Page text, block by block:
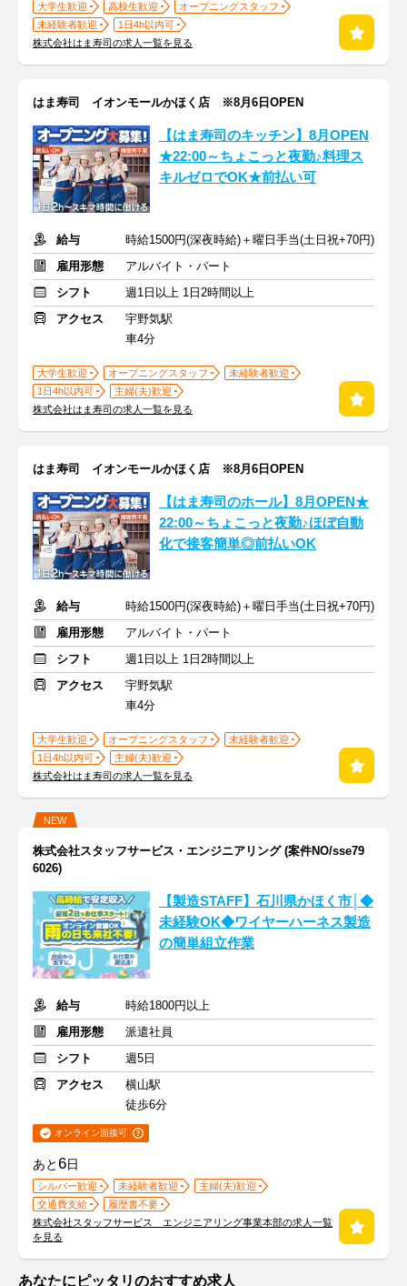
大学生歓迎 高校生歓迎
オープニングスタッフ
未経験者歓迎
1日4h以内可
株式会社はま寿司の求人一覧を見る
はま寿司 イオンモールかほく店 ※8月6日OPEN
【はま寿司のキッチン】8月OPEN
★22:00～ちょこっと夜勤♪料理ス
キルゼロでOK★前払い可
給与
時給1500円(深夜時給)＋曜日手当(土日祝+70円)
雇用形態
アルバイト・パート
シフト
週1日以上 1日2時間以上
アクセス
宇野気駅
車4分
大学生歓迎 オープニングスタッフ
未経験者歓迎
1日4h以内可
主婦(夫)歓迎
株式会社はま寿司の求人一覧を見る
はま寿司 イオンモールかほく店 ※8月6日OPEN
【はま寿司のホール】8月OPEN★
22:00～ちょこっと夜勤♪ほぼ自動
化で接客簡単◎前払いOK
給与
時給1500円(深夜時給)＋曜日手当(土日祝+70円)
雇用形態
アルバイト・パート
シフト
週1日以上 1日2時間以上
アクセス
宇野気駅
車4分
大学生歓迎 オープニングスタッフ
未経験者歓迎
1日4h以内可
主婦(夫)歓迎
株式会社はま寿司の求人一覧を見る
NEW
株式会社スタッフサービス・エンジニアリング (案件NO/sse79
6026)
【製造STAFF】石川県かほく市│◆
未経験OK◆ワイヤーハーネス製造
の簡単組立作業
給与
時給1800円以上
雇用形態
派遣社員
シフト
週5日
アクセス
横山駅
徒歩6分
オンライン面接可
あと6日
シルバー歓迎 未経験者歓迎
主婦(夫)歓迎
交通費支給
履歴書不要
株式会社スタッフサービス エンジニアリング事業本部の求人一覧
を見る
あなたにピッタリのおすすめ求人